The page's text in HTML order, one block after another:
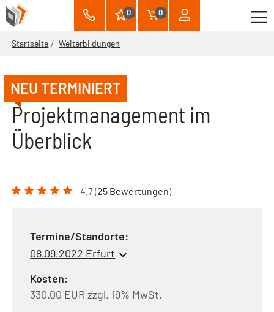
0 0
Startseite Weiterbildungen
NEU TERMINIERT
Projektmanagement im
Überblick
4.7 (25 Bewertungen)
Termine/Standorte:
08.09.2022 Erfurt
Kosten:
330.00 EUR zzgl. 19% MwSt.